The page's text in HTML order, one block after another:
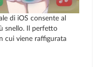
di iOS consente al
snello. Il perfetto
cui viene raffigurata